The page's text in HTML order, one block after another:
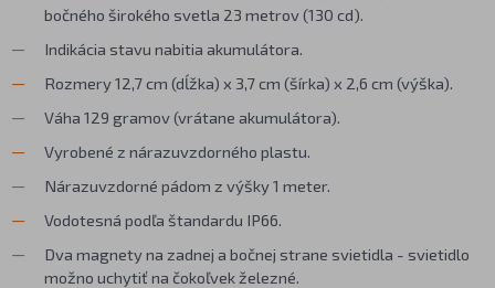
bočného širokého svetla 23 metrov (130 cd).
Indikácia stavu nabitia akumulátora.
Rozmery 12,7 cm (dĺžka) x 3,7 cm (šírka) x 2,6 cm (výška).
Váha 129 gramov (vrátane akumulátora).
Vyrobené z nárazuvzdorného plastu.
Nárazuvzdorné pádom z výšky 1 meter.
Vodotesná podľa štandardu IP66.
Dva magnety na zadnej a bočnej strane svietidla - svietidlo
možno uchytiť na čokoľvek železné.